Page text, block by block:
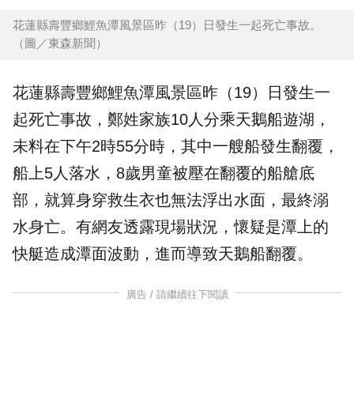
花蓮縣壽豐鄉鯉魚潭風景區昨（19）日發生一起死亡事故。
（圖／東森新聞）
花蓮縣壽豐鄉鯉魚潭風景區昨（19）日發生一
起死亡事故，鄭姓家族10人分乘天鵝船遊湖，
未料在下午2時55分時，其中一艘船發生翻覆，
船上5人落水，8歲男童被壓在翻覆的船艙底
部，就算身穿救生衣也無法浮出水面，最終溺
水身亡。有網友透露現場狀況，懷疑是潭上的
快艇造成潭面波動，進而導致天鵝船翻覆。
廣告 / 請繼續往下閱讀